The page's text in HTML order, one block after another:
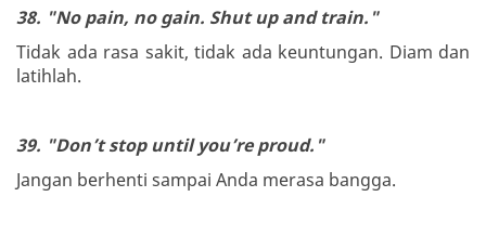
38. "No pain, no gain. Shut up and train."
Tidak ada rasa sakit, tidak ada keuntungan. Diam dan
latihlah.
39. "Don’t stop until you’re proud."
Jangan berhenti sampai Anda merasa bangga.